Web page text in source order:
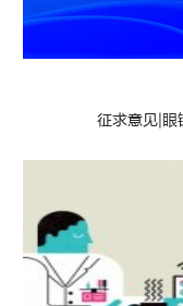
征求意见|眼